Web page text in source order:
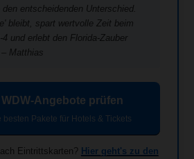
entscheidenden Unterschied.
bleibt, spart wertvolle Zeit beim
und erlebt den Florida-Zauber
Matthias
Angebote prüfen
besten Pakete für Hotels & Tickets
Eintrittskarten? Hier geht's zu den